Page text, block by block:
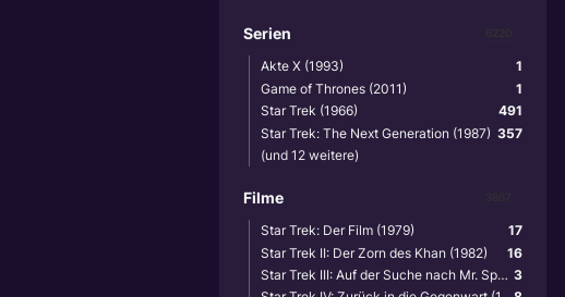
Serien
1
Akte X (1993)
1
Game of Thrones (2011)
491
Star Trek (1966)
357
Star Trek: The Next Generation (1987)
(und 12 weitere)
Filme
17
Star Trek: Der Film (1979)
16
Star Trek II: Der Zorn des Khan (1982)
3
Star Trek III: Auf der Suche nach Mr. Spock (1984)